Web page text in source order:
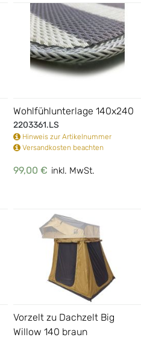
Wohlfühlunterlage 140x240
2203361.LS
Hinweis zur Artikelnummer
Versandkosten beachten
99,00 € inkl. MwSt.
Vorzelt zu Dachzelt Big
Willow 140 braun